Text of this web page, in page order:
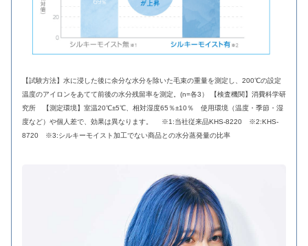
【試験方法】水に浸した後に余分な水分を除いた毛束の重量を測定し、200℃の設定
温度のアイロンをあてて前後の水分残留率を測定。(n=各3） 【検査機関】消費科学研
究所 【測定環境】室温20℃±5℃、相対湿度65％±10％ 使用環境（温度・季節・湿
度など）や個人差で、効果は異なります。 ※1:当社従来品KHS-8220 ※2:KHS-
8720 ※3:シルキーモイスト加工でない商品との水分蒸発量の比率